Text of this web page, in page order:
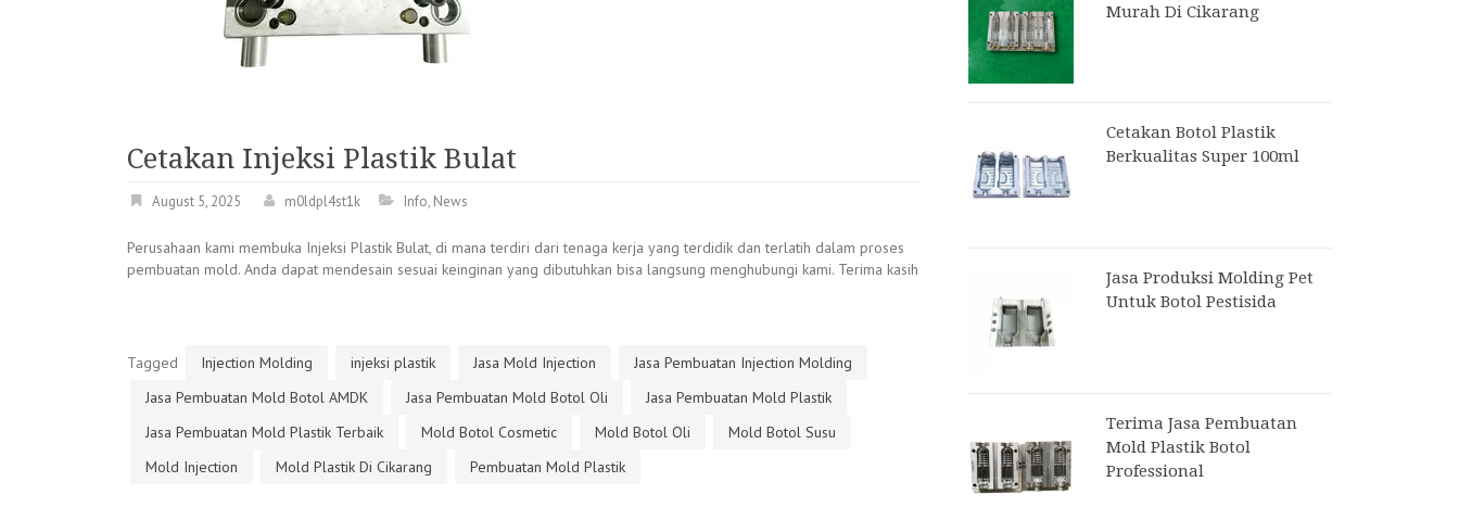
Cetakan Injeksi Plastik Bulat
August 5, 2025 m0ldpl4st1k Info, News
Perusahaan kami membuka Injeksi Plastik Bulat, di mana terdiri dari tenaga kerja yang terdidik dan terlatih dalam proses
pembuatan mold. Anda dapat mendesain sesuai keinginan yang dibutuhkan bisa langsung menghubungi kami. Terima kasih
Tagged Injection Molding injeksi plastik Jasa Mold Injection
Jasa Pembuatan Injection Molding
Jasa Pembuatan Mold Botol AMDK
Jasa Pembuatan Mold Botol Oli
Jasa Pembuatan Mold Plastik
Jasa Pembuatan Mold Plastik Terbaik
Mold Botol Cosmetic Mold Botol Oli
Mold Botol Susu
Mold Injection
Mold Plastik Di Cikarang Pembuatan Mold Plastik
Murah Di Cikarang
Cetakan Botol Plastik
Berkualitas Super 100ml
Jasa Produksi Molding Pet
Untuk Botol Pestisida
Terima Jasa Pembuatan
Mold Plastik Botol
Professional